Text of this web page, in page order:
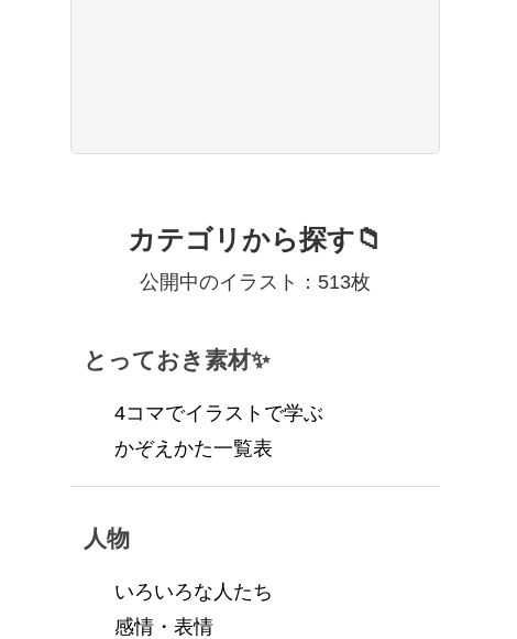
カテゴリから探す📁
公開中のイラスト：513枚
とっておき素材✨
4コマでイラストで学ぶ
かぞえかた一覧表
人物
いろいろな人たち
感情・表情